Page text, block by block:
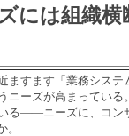
には組織横
ますます「業務システ
ニーズが高まっている
る――ニーズに、コン